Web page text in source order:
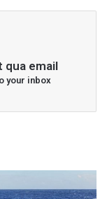
qua email
your inbox